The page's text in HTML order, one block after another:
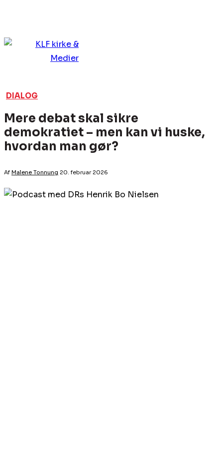
DIALOG
Mere debat skal sikre
demokratiet – men kan vi huske,
hvordan man gør?
Af Malene Tonnung 20. februar 2026